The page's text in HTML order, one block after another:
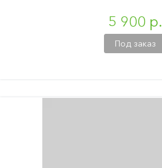
5 900 р.
Под заказ